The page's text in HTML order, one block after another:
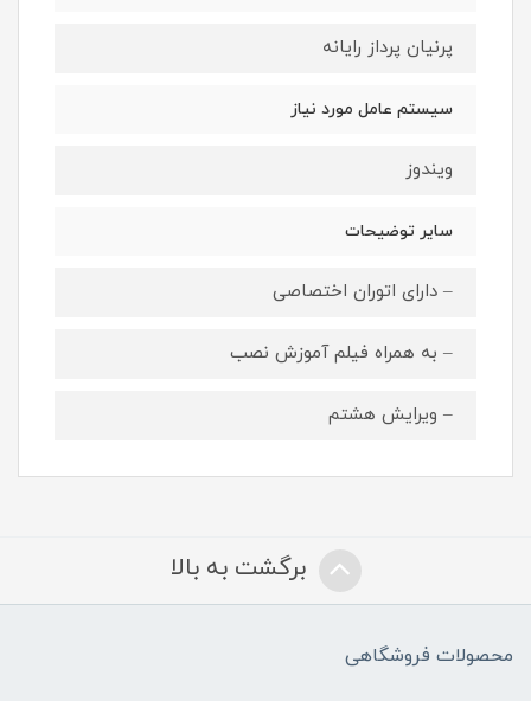
پرنیان پرداز رایانه
سیستم عامل مورد نیاز
ویندوز
سایر توضیحات
– دارای اتوران اختصاصی
– به همراه فیلم آموزش نصب
– ویرایش هشتم
برگشت به بالا
محصولات فروشگاهی